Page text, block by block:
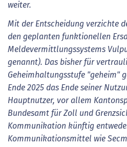
weiter.
Mit der Entscheidung verzichte
den geplanten funktionellen
Meldevermittlungssystems
genannt). Das bisher für
Geheimhaltungsstufe "geheim"
Ende 2025 das Ende seiner
Hauptnutzer, vor allem
Bundesamt für Zoll und
Kommunikation künftig
Kommunikationsmittel wie